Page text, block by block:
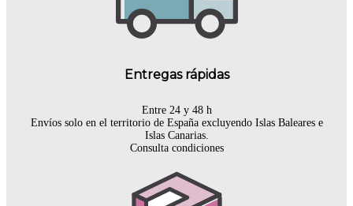
Entregas rápidas
Entre 24 y 48 h
Envíos solo en el territorio de España excluyendo Islas Baleares e
Islas Canarias.
Consulta condiciones